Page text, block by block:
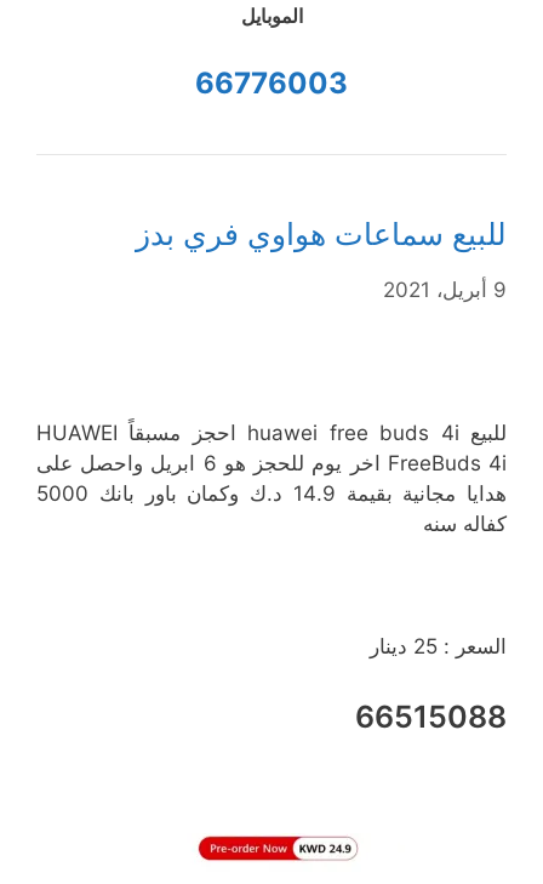
الموبايل
66776003
للبيع سماعات هواوي فري بدز
9 أبريل، 2021
للبيع huawei free buds 4i احجز مسبقاً HUAWEI
FreeBuds 4i اخر يوم للحجز هو 6 ابريل واحصل على
هدايا مجانية بقيمة 14.9 د.ك وكمان باور بانك 5000
كفاله سنه
السعر : 25 دينار
66515088